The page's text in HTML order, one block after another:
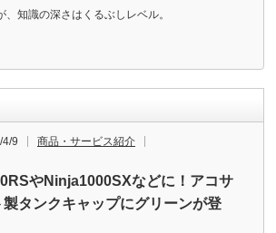
知識の深さはくるぶしレベル。
9 商品・サービス紹介
やNinja1000SXなどに！アコサ
製タンクキャップにグリーンが登